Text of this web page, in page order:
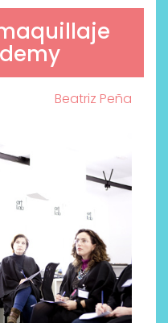
Beatriz Peña